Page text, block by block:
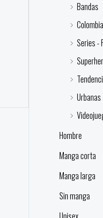
Bandas
Colombia
Series -
Urbanas
Hombre
Manga corta
Manga larga
Sin manga